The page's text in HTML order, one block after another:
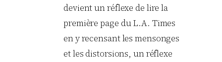
devient un réflexe de lire la
première page du L.A. Times
en y recensant les mensonges
et les distorsions, un réflexe